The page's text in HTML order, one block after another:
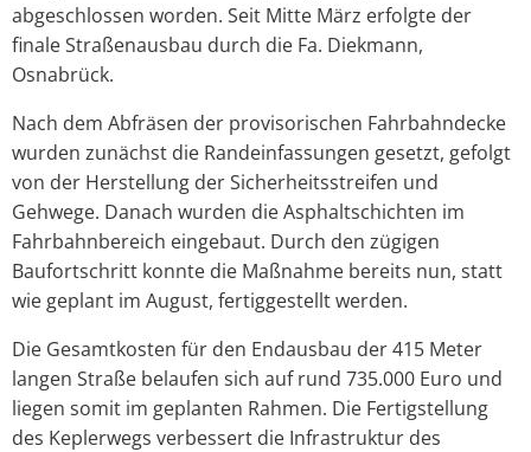
abgeschlossen worden. Seit Mitte März erfolgte der
finale Straßenausbau durch die Fa. Diekmann,
Osnabrück.
Nach dem Abfräsen der provisorischen Fahrbahndecke
wurden zunächst die Randeinfassungen gesetzt, gefolgt
von der Herstellung der Sicherheitsstreifen und
Gehwege. Danach wurden die Asphaltschichten im
Fahrbahnbereich eingebaut. Durch den zügigen
Baufortschritt konnte die Maßnahme bereits nun, statt
wie geplant im August, fertiggestellt werden.
Die Gesamtkosten für den Endausbau der 415 Meter
langen Straße belaufen sich auf rund 735.000 Euro und
liegen somit im geplanten Rahmen. Die Fertigstellung
des Keplerwegs verbessert die Infrastruktur des